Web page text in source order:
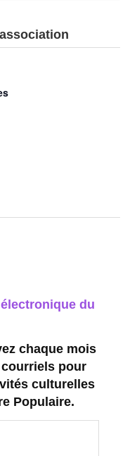
du
chaque mois
pour
culturelles
Populaire.